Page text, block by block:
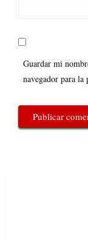
Guardar mi
navegador para la